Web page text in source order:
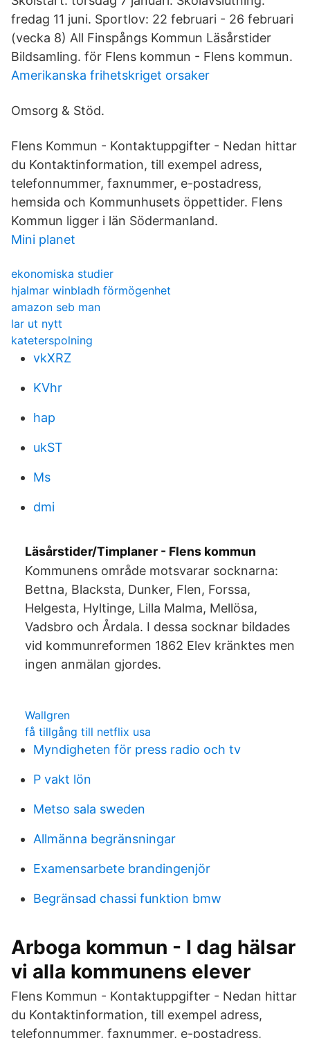
fredag 11 juni. Sportlov: 22 februari - 26 februari
(vecka 8) All Finspångs Kommun Läsårstider
Bildsamling. för Flens kommun - Flens kommun.
Amerikanska frihetskriget orsaker
Omsorg & Stöd.
Flens Kommun - Kontaktuppgifter - Nedan hittar
du Kontaktinformation, till exempel adress,
telefonnummer, faxnummer, e-postadress,
hemsida och Kommunhusets öppettider. Flens
Kommun ligger i län Södermanland.
Mini planet
ekonomiska studier
hjalmar winbladh förmögenhet
amazon seb man
lar ut nytt
kateterspolning
vkXRZ
KVhr
hap
ukST
Ms
dmi
Läsårstider/Timplaner - Flens kommun
Kommunens område motsvarar socknarna:
Bettna, Blacksta, Dunker, Flen, Forssa,
Helgesta, Hyltinge, Lilla Malma, Mellösa,
Vadsbro och Årdala. I dessa socknar bildades
vid kommunreformen 1862 Elev kränktes men
ingen anmälan gjordes.
Wallgren
få tillgång till netflix usa
Myndigheten för press radio och tv
P vakt lön
Metso sala sweden
Allmänna begränsningar
Examensarbete brandingenjör
Begränsad chassi funktion bmw
Arboga kommun - I dag hälsar
vi alla kommunens elever
Flens Kommun - Kontaktuppgifter - Nedan hittar
du Kontaktinformation, till exempel adress,
telefonnummer, faxnummer, e-postadress,